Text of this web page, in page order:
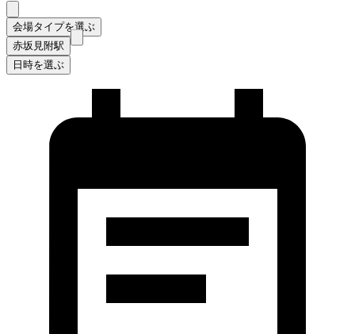
会場タイプを選ぶ
赤坂見附駅
日時を選ぶ